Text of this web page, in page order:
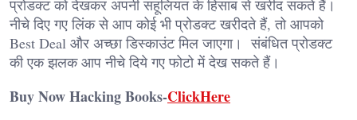
प्रोडक्ट को देखकर अपनी सहूलियत के हिसाब से खरीद सकते हैं।
नीचे दिए गए लिंक से आप कोई भी प्रोडक्ट खरीदते हैं, तो आपको
Best Deal और अच्छा डिस्काउंट मिल जाएगा। संबंधित प्रोडक्ट
की एक झलक आप नीचे दिये गए फोटो में देख सकते हैं।
Buy Now Hacking Books-ClickHere